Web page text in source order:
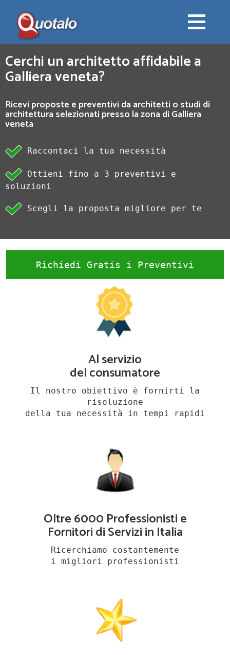
Cerchi un architetto affidabile a
Galliera veneta?
Ricevi proposte e preventivi da architetti o studi di
architettura selezionati presso la zona di Galliera
veneta
Raccontaci la tua necessità
Ottieni fino a 3 preventivi e
soluzioni
Scegli la proposta migliore per te
Richiedi Gratis i Preventivi
Al servizio
del consumatore
Il nostro obiettivo è fornirti la
risoluzione
della tua necessità in tempi rapidi
Oltre 6000 Professionisti e
Fornitori di Servizi in Italia
Ricerchiamo costantemente
i migliori professionisti